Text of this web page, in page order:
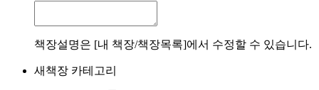
책장설명은 [내 책장/책장목록]에서 수정할 수 있습니다.
새책장 카테고리